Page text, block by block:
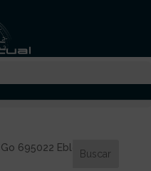
695022 Eblouis-Moi